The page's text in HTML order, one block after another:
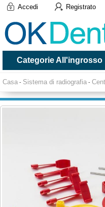
Accedi Registrato
Categorie All'ingrosso
Casa - Sistema di radiografia -